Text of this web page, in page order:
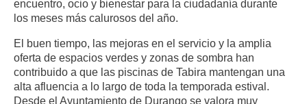
encuentro, ocio y bienestar para la ciudadanía durante
los meses más calurosos del año.
El buen tiempo, las mejoras en el servicio y la amplia
oferta de espacios verdes y zonas de sombra han
contribuido a que las piscinas de Tabira mantengan una
alta afluencia a lo largo de toda la temporada estival.
Desde el Ayuntamiento de Durango se valora muy